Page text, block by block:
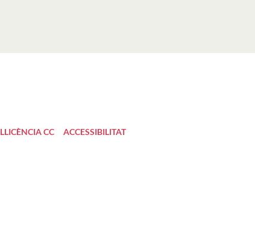
LLICÈNCIA CC ACCESSIBILITAT